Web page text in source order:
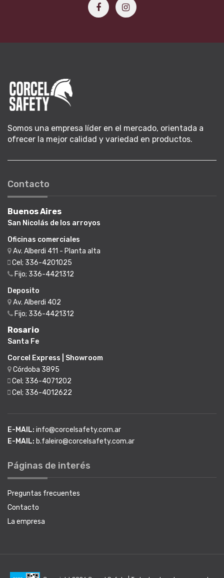
Somos una empresa líder en el mercado, orientada a
ofrecer la mejor calidad y variedad en productos.
Contacto
Buenos Aires
San Nicolás de los arroyos
Oficinas comerciales
Av. Alberdi 411 - Planta alta
Cel; 336-4201025
Fijo; 336-4421312
Deposito
Av. Alberdi 402
Fijo; 336-4421312
Rosario
Santa Fe
Corcel Express | Showroom
Córdoba 3895
Cel; 336-4071202
Cel; 336-4012622
E-MAIL: info@corcelsafety.com.ar
E-MAIL: b.faleiro@corcelsafety.com.ar
Páginas de interés
Preguntas frecuentes
Contacto
La empresa